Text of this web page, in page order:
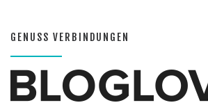
GENUSS VERBINDUNGEN